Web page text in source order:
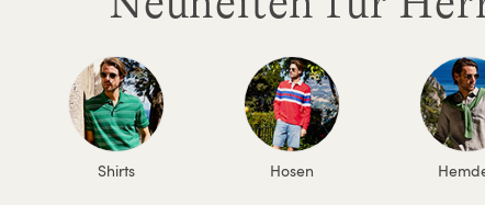
Shirts Hosen